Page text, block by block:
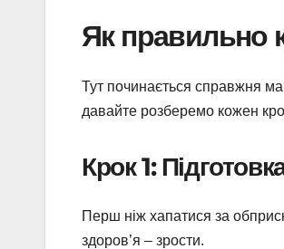
Як правильно
Тут починається справжня
давайте розберемо кожен
Крок 1:
Перш ніж хапатися за
здоров’я – зрости.